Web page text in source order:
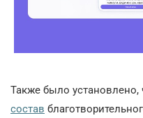
Также было установлено,
состав